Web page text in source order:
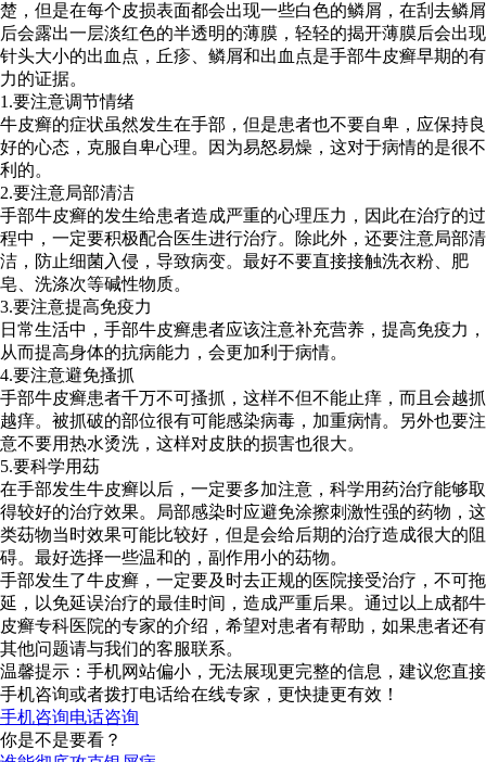
楚，但是在每个皮损表面都会出现一些白色的鳞屑，在刮去鳞屑
后会露出一层淡红色的半透明的薄膜，轻轻的揭开薄膜后会出现
针头大小的出血点，丘疹、鳞屑和出血点是手部牛皮癣早期的有
力的证据。
1.要注意调节情绪
牛皮癣的症状虽然发生在手部，但是患者也不要自卑，应保持良
好的心态，克服自卑心理。因为易怒易燥，这对于病情的是很不
利的。
2.要注意局部清洁
手部牛皮癣的发生给患者造成严重的心理压力，因此在治疗的过
程中，一定要积极配合医生进行治疗。除此外，还要注意局部清
洁，防止细菌入侵，导致病变。最好不要直接接触洗衣粉、肥
皂、洗涤次等碱性物质。
3.要注意提高免疫力
日常生活中，手部牛皮癣患者应该注意补充营养，提高免疫力，
从而提高身体的抗病能力，会更加利于病情。
4.要注意避免搔抓
手部牛皮癣患者千万不可搔抓，这样不但不能止痒，而且会越抓
越痒。被抓破的部位很有可能感染病毒，加重病情。另外也要注
意不要用热水烫洗，这样对皮肤的损害也很大。
5.要科学用苭
在手部发生牛皮癣以后，一定要多加注意，科学用药治疗能够取
得较好的治疗效果。局部感染时应避免涂擦刺激性强的药物，这
类苭物当时效果可能比较好，但是会给后期的治疗造成很大的阻
碍。最好选择一些温和的，副作用小的苭物。
手部发生了牛皮癣，一定要及时去正规的医院接受治疗，不可拖
延，以免延误治疗的最佳时间，造成严重后果。通过以上成都牛
皮癣专科医院的专家的介绍，希望对患者有帮助，如果患者还有
其他问题请与我们的客服联系。
温馨提示：手机网站偏小，无法展现更完整的信息，建议您直接
手机咨询或者拨打电话给在线专家，更快捷更有效！
手机咨询电话咨询
你是不是要看？